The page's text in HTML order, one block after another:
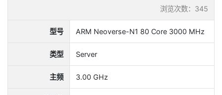
浏览次数：345
型号 ARM Neoverse-N1 80 Core 3000 MHz
类型 Server
主频 3.00 GHz